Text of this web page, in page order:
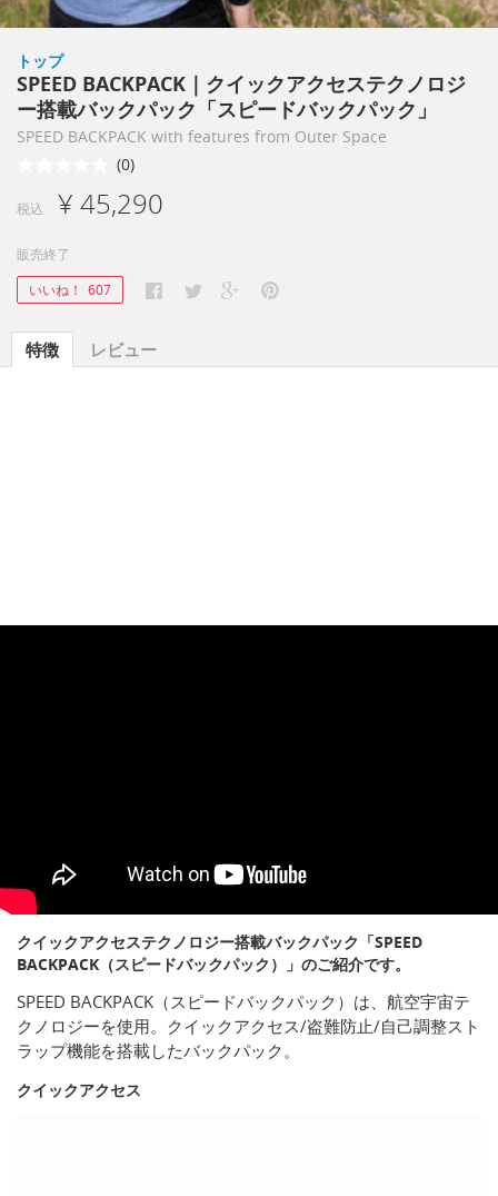
トップ
SPEED BACKPACK｜クイックアクセステクノロジ
ー搭載バックパック「スピードバックパック」
SPEED BACKPACK with features from Outer Space
(0)
税込 ¥ 45,290
販売終了
いいね！ 607
特徴 レビュー
クイックアクセステクノロジー搭載バックパック「SPEED
BACKPACK（スピードバックパック）」のご紹介です。
SPEED BACKPACK（スピードバックパック）は、航空宇宙テ
クノロジーを使用。クイックアクセス/盗難防止/自己調整スト
ラップ機能を搭載したバックパック。
クイックアクセス